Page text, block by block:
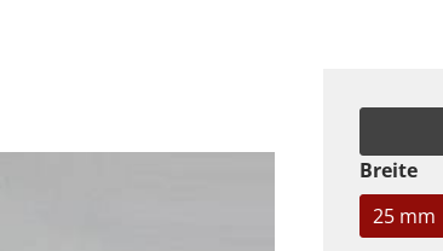
Breite
25 mm